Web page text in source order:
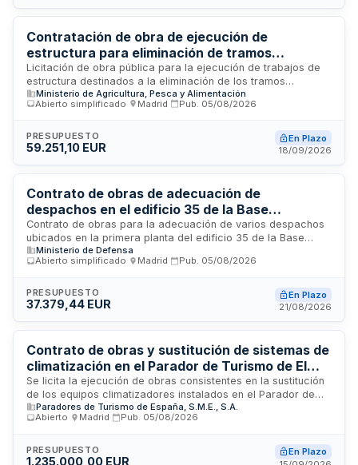
obras, mientras que los servicios profesionales constituyen
prestaciones complementarias que forman una unidad
funcional dirigida a la mejora integral de la infraestructura
deportiva municipal.
Contratación de obra de ejecución de
estructura para eliminación de tramos
inferiores de escalera exterior de evacuación
del Laboratorio Arbitral Agroalimentario de
Madrid
Licitación de obra pública para la ejecución de trabajos de
estructura destinados a la eliminación de los tramos
inferiores de la escalera exterior de evacuación del edificio
sur del Laboratorio Arbitral Agroalimentario de Madrid. El
simplificado y se rige por las disposiciones de la Ley de
Contratos del Sector Público. La administración contratante
de la Dirección General de Servicios e Inspección.
Ministerio de Agricultura, Pesca y Alimentación
Abierto simplificado
Madrid Pub. 05/08/2026
PRESUPUESTO
59.251,10 EUR
En Plazo
18/09/2026
Contrato de obras de adecuación de
despachos en el edificio 35 de la Base
Retamares
Contrato de obras para la adecuación de varios despachos
ubicados en la primera planta del edificio 35 de la Base
Retamares, promovido por la Jefatura de Seguridad y
Servicios de Retamares. El proyecto contempla la
de personal y secciones, así como la implementación de
ventilación natural en todas las estancias destinadas a
mantenimiento según la normativa aplicable.
Ministerio de Defensa
Abierto simplificado
Madrid Pub. 05/08/2026
PRESUPUESTO
37.379,44 EUR
En Plazo
21/08/2026
Contrato de obras y sustitución de sistemas de
climatización en el Parador de Turismo de El
Saler en Valencia
Se licita la ejecución de obras consistentes en la sustitución
de los equipos climatizadores instalados en el Parador de
Turismo de El Saler, ubicado en Valencia. El contrato tiene
carácter privado y se rige por las condiciones establecidas
normativa interna de Paradores de Turismo de España. Los
adjudicatarios deberán acreditar solvencia económica,
Paradores de Turismo de España, S.M.E., S.A.
Abierto
Madrid Pub. 05/08/2026
PRESUPUESTO
1.235.000,00 EUR
En Plazo